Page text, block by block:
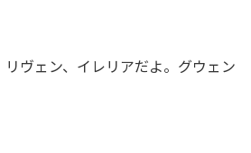
ヴェン、イレリアだよ。グウェン